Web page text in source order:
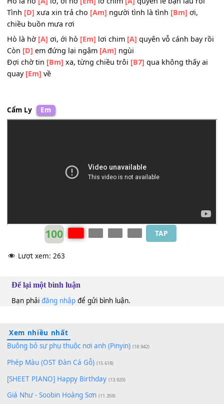
Mà[D]sao ai đứng vấn [Bm]vương
Tiếng chim quyên[B7]hót sao mênh mông[Em]buồn
[D] U sáo u liêu [Bm]xệ, liêu[Em] xề liêu[G]Xàng xề
liêu
Hò là hò[A]lơ, ới hờ[Em]lơ chim[A]quyên lẻ bạn lâu
Tình[D]xưa xin trả cho
Hò là hờ[A]ơi, ới hò
Còn[D]em đứng lại ngậm[Am]ngùi
Lượt xem: 263
Để lại một bình luận
Bạn phảiđăng nhập để gửi bình luận.